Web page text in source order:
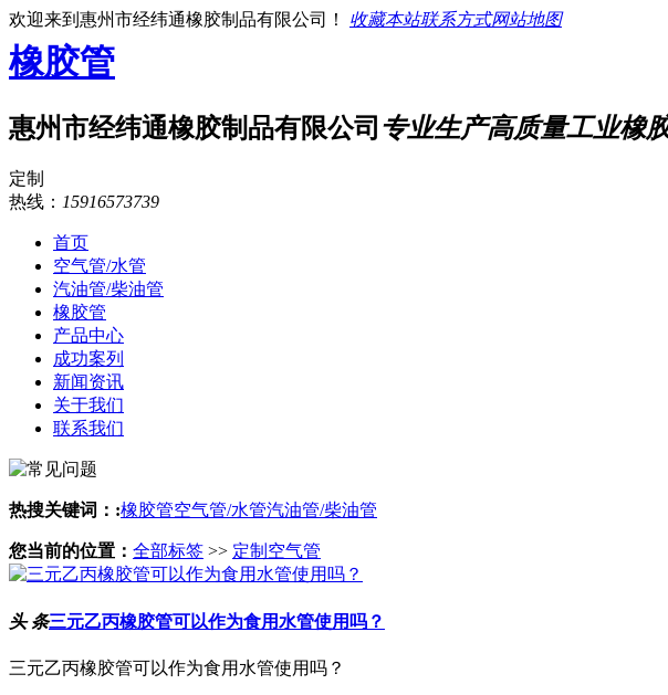
欢迎来到惠州市经纬通橡胶制品有限公司！ 收藏本站联系方式网站地图
橡胶管
惠州市经纬通橡胶制品有限公司 专业生产高质量工业橡
定制
热线： 15916573739
首页
空气管/水管
汽油管/柴油管
橡胶管
产品中心
成功案列
新闻资讯
关于我们
联系我们
热搜关键词：:橡胶管空气管/水管汽油管/柴油管
您当前的位置： 全部标签 >> 定制空气管
头 条三元乙丙橡胶管可以作为食用水管使用吗？
三元乙丙橡胶管可以作为食用水管使用吗？